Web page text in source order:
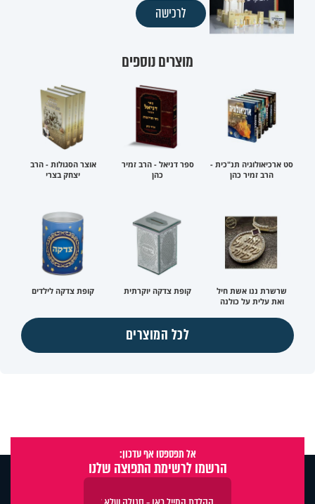
לרכישה
מוצרים נוספים
סט ארכיאולוגיה תנ"כית -
הרב זמיר כהן
ספר דניאל - הרב זמיר
כהן
אוצר הסגולות - הרב
יצחק בצרי
שרשרת ננו אשת חיל
ואת עלית על כולנה
קופת צדקה יוקרתית קופת צדקה לילדים
לכל המוצרים
אל תפספסו אף עדכון:
הרשמו לרשימת התפוצה שלנו